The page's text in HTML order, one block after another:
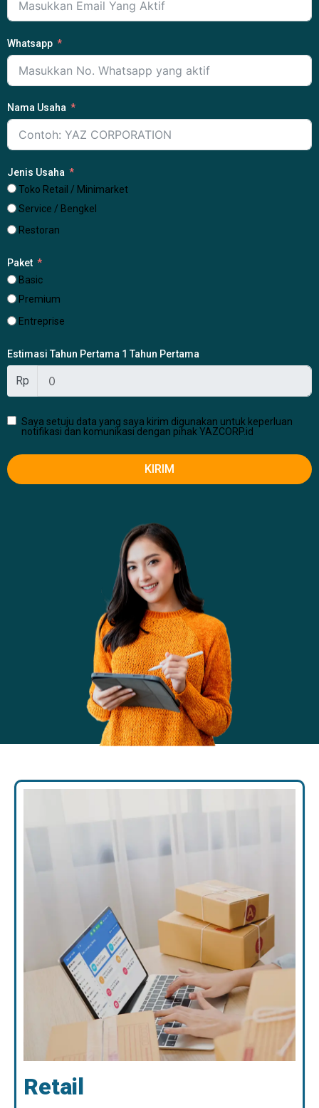
Whatsapp
Nama Usaha
Jenis Usaha
Toko Retail / Minimarket
Service / Bengkel
Restoran
Paket
Basic
Premium
Entreprise
Estimasi Tahun Pertama 1 Tahun Pertama
Rp
Saya setuju data yang saya kirim digunakan untuk keperluan
notifikasi dan komunikasi dengan pihak YAZCORP.id
KIRIM
Retail